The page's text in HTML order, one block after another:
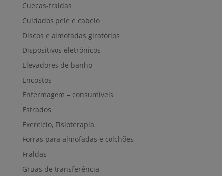
Cuecas-fraldas
Cuidados pele e cabelo
Discos e almofadas giratórios
Dispositivos eletrónicos
Elevadores de banho
Encostos
Enfermagem – consumíveis
Estrados
Exercício, Fisioterapia
Forras para almofadas e colchões
Fraldas
Gruas de transferência